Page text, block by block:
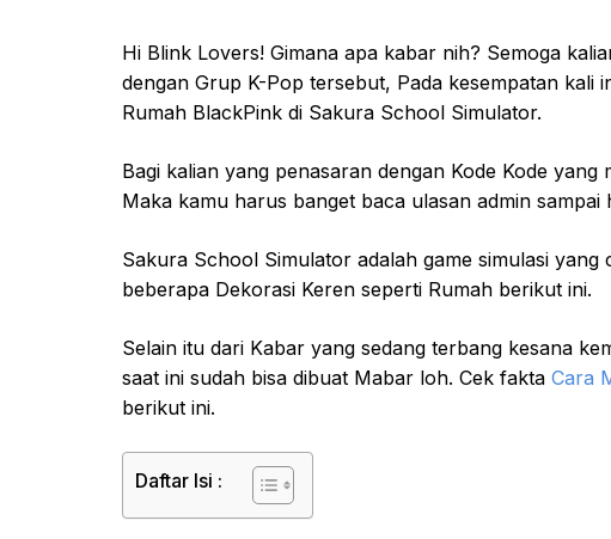
Hi Blink Lovers! Gimana apa kabar nih? Semoga
dengan Grup K-Pop tersebut, Pada kesempatan kali
Rumah BlackPink di Sakura School Simulator.
Bagi kalian yang penasaran dengan Kode Kode yang
Maka kamu harus banget baca ulasan admin sampai
Sakura School Simulator adalah game simulasi
beberapa Dekorasi Keren seperti Rumah berikut ini.
Selain itu dari Kabar yang sedang terbang kesana
saat ini sudah bisa dibuat Mabar loh. Cek fakta Cara
berikut ini.
Daftar Isi :